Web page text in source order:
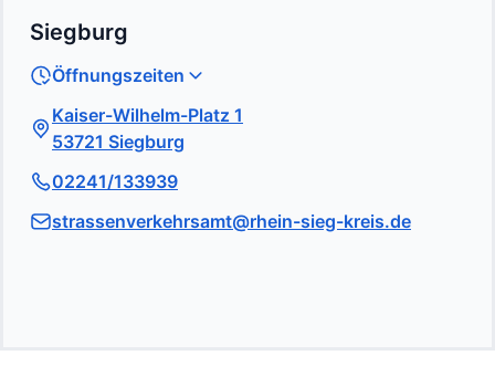
Siegburg
Öffnungszeiten
Kaiser-Wilhelm-Platz 1
53721 Siegburg
02241/133939
strassenverkehrsamt@rhein-sieg-kreis.de